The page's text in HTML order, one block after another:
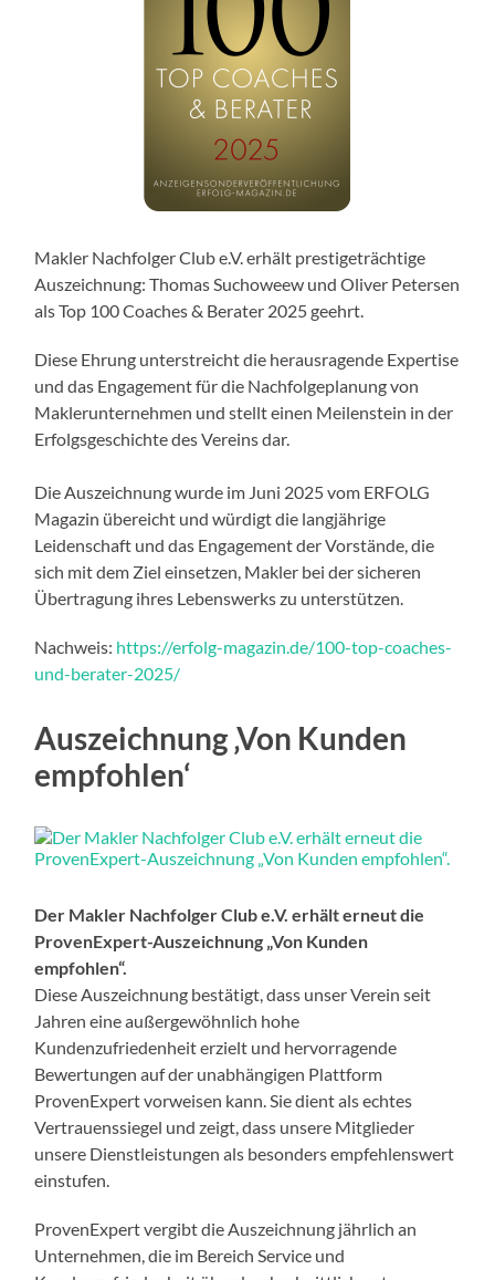
Makler Nachfolger Club e.V. erhält prestigeträchtige
Auszeichnung: Thomas Suchoweew und Oliver Petersen
als Top 100 Coaches & Berater 2025 geehrt.
Diese Ehrung unterstreicht die herausragende Expertise
und das Engagement für die Nachfolgeplanung von
Maklerunternehmen und stellt einen Meilenstein in der
Erfolgsgeschichte des Vereins dar.
Die Auszeichnung wurde im Juni 2025 vom ERFOLG
Magazin übereicht und würdigt die langjährige
Leidenschaft und das Engagement der Vorstände, die
sich mit dem Ziel einsetzen, Makler bei der sicheren
Übertragung ihres Lebenswerks zu unterstützen.
Nachweis: https://erfolg-magazin.de/100-top-coaches-
und-berater-2025/
Auszeichnung ‚Von Kunden
empfohlen‘
Der Makler Nachfolger Club e.V. erhält erneut die
ProvenExpert-Auszeichnung „Von Kunden
empfohlen“.
Diese Auszeichnung bestätigt, dass unser Verein seit
Jahren eine außergewöhnlich hohe
Kundenzufriedenheit erzielt und hervorragende
Bewertungen auf der unabhängigen Plattform
ProvenExpert vorweisen kann. Sie dient als echtes
Vertrauenssiegel und zeigt, dass unsere Mitglieder
unsere Dienstleistungen als besonders empfehlenswert
einstufen.
ProvenExpert vergibt die Auszeichnung jährlich an
Unternehmen, die im Bereich Service und